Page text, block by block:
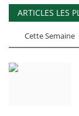
ARTICLES LES
Cette Semaine